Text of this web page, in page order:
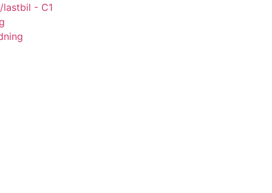
lastbil - C1